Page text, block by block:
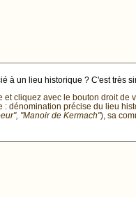
à un lieu historique ? C'est très
cliquez avec le bouton droit de
: dénomination précise du lieu
"Manoir de Kermach"), sa